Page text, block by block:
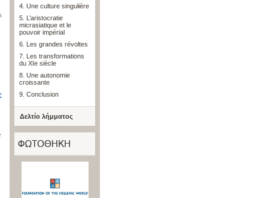
4. Une culture singulière
5. L’aristocratie
micrasiatique et le
pouvoir impérial
6. Les grandes révoltes
7. Les transformations
du XIe siècle
8. Une autonomie
croissante
9. Conclusion
Δελτίο λήμματος